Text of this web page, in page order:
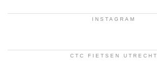
INSTAGRAM
CTC FIETSEN UTRECHT